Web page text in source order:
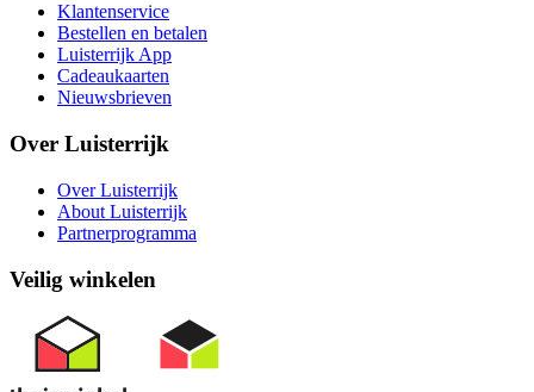
Klantenservice
Bestellen en betalen
Luisterrijk App
Cadeaukaarten
Nieuwsbrieven
Over Luisterrijk
Over Luisterrijk
About Luisterrijk
Partnerprogramma
Veilig winkelen